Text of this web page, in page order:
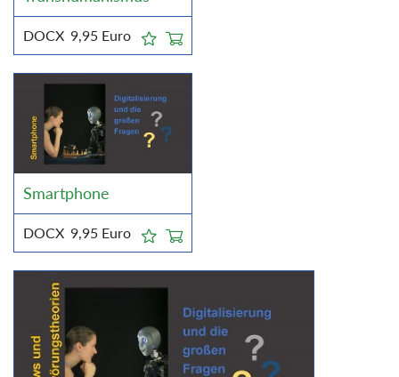
DOCX 9,95 Euro
Smartphone
DOCX 9,95 Euro